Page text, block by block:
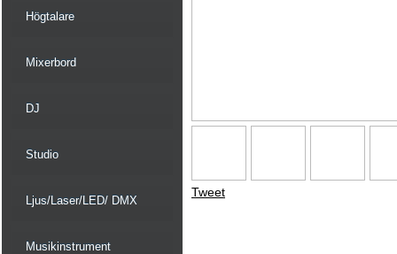
Högtalare
Mixerbord
DJ
Studio
Ljus/Laser/LED/ DMX
Musikinstrument
Tweet